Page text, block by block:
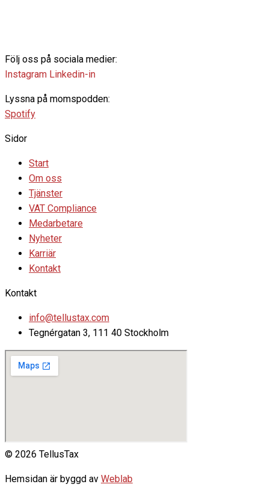
Följ oss på sociala medier:
Instagram Linkedin-in
Lyssna på momspodden:
Spotify
Sidor
Start
Om oss
Tjänster
VAT Compliance
Medarbetare
Nyheter
Karriär
Kontakt
Kontakt
info@tellustax.com
Tegnérgatan 3, 111 40 Stockholm
© 2026 TellusTax
Hemsidan är byggd av Weblab